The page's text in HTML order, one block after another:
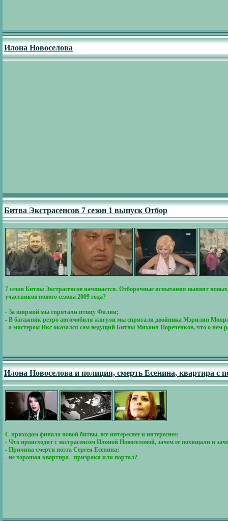
Илона Новоселова
Битва Экстрасенсов 7 сезон 1 выпуск Отбор
7 сезон Битвы Экстрасенсов начинается. Отборочные испытания выявят
участников нового сезона 2009 года?
- За ширмой мы спрятали птицу Филин;
- В багажник ретро автомобиля жигули мы спрятали двойника Мэрилин
- а мистером Икс оказался сам ведущий Битвы Михаил Пореченков, что о нем
Илона Новоселова и полиция, смерть Есенина, квартира с
С приходом финала новой битвы, все интереснее и интереснее:
- Что происходит с экстрасенсом Илоной Новоселовой, зачем ее похищали и
- Причина смерти поэта Сергея Есенина;
- не хорошая квартира - призраки или портал?